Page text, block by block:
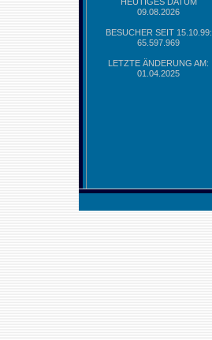
09.08.2026
BESUCHER SEIT 15.10.99:
65.597.969
LETZTE ÄNDERUNG AM:
01.04.2025